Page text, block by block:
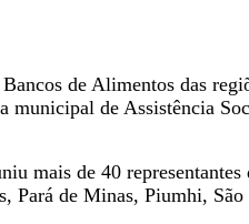
de Alimentos das
de Assistência
mais de 40
de Minas, Piumhi, São